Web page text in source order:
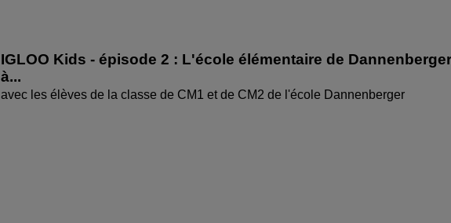
IGLOO Kids - épisode 2 : L'école élémentaire de Dannenberger
à...
avec les élèves de la classe de CM1 et de CM2 de l'école Dannenberger